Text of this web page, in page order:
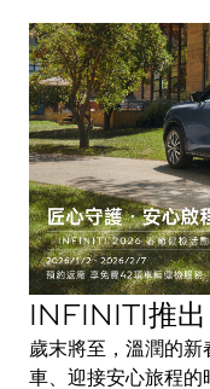
INFINITI推出「匠
2026春節健
歲末將至，溫潤的
車、迎接安心旅程